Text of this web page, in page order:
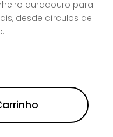
duradouro para
desde círculos de